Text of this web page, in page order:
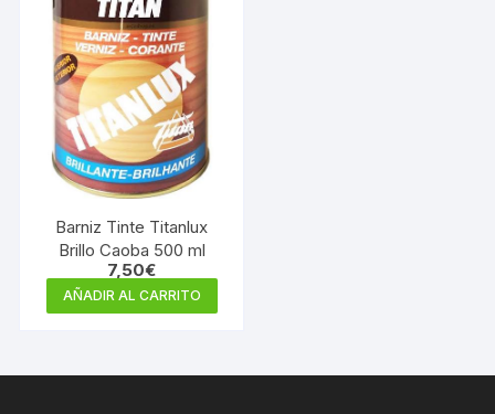
Barniz Tinte Titanlux
Brillo Caoba 500 ml
7,50€
AÑADIR AL CARRITO